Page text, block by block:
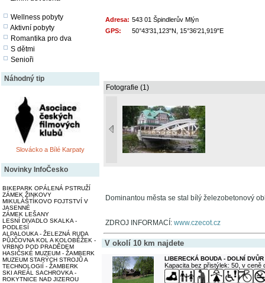
Wellness pobyty
Aktivní pobyty
Romantika pro dva
S dětmi
Senioři
Náhodný tip
Slovácko a Bílé Karpaty
Novinky InfoČesko
BIKEPARK OPÁLENÁ PSTRUŽÍ
ZÁMEK ŽINKOVY
MIKULÁŠTÍKOVO FOJTSTVÍ V
JASENNÉ
ZÁMEK LEŠANY
LESNÍ DIVADLO SKALKA -
PODLESÍ
ALPALOUKA - ŽELEZNÁ RUDA
PŮJČOVNA KOL A KOLOBĚŽEK -
VRBNO POD PRADĚDEM
HASIČSKÉ MUZEUM - ŽAMBERK
MUZEUM STARÝCH STROJŮ A
TECHNOLOGIÍ - ŽAMBERK
SKI AREÁL SACHROVKA -
ROKYTNICE NAD JIZEROU
Adresa: 543 01 Špindlerův Mlýn
GPS:
50°43'31,123"N, 15°36'21,919"E
Fotografie (1)
Dominantou města se stal bílý železobetonový
ZDROJ INFORMACÍ: www.czecot.cz
V okolí 10 km najdete
LIBERECKÁ BOUDA - DOLNÍ DVŮR
Kapacita bez přistýlek: 50, v ceně